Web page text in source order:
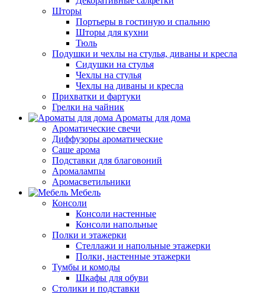
Шторы
Портьеры в гостиную и спальню
Шторы для кухни
Тюль
Подушки и чехлы на стулья, диваны и кресла
Сидушки на стулья
Чехлы на стулья
Чехлы на диваны и кресла
Прихватки и фартуки
Грелки на чайник
Ароматы для дома
Ароматические свечи
Диффузоры ароматические
Саше арома
Подставки для благовоний
Аромалампы
Аромасветильники
Мебель
Консоли
Консоли настенные
Консоли напольные
Полки и этажерки
Стеллажи и напольные этажерки
Полки, настенные этажерки
Тумбы и комоды
Шкафы для обуви
Столики и подставки